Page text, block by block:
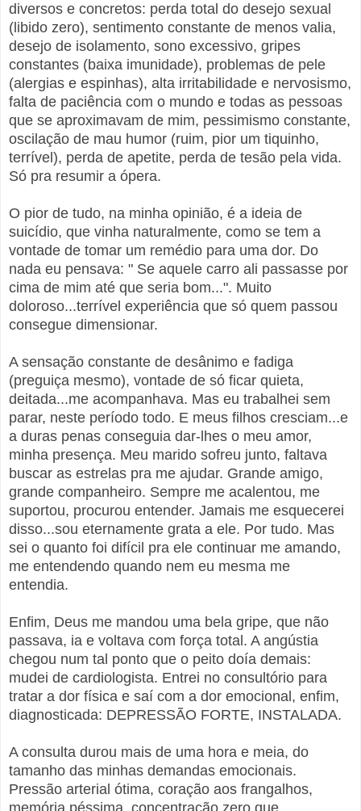
diversos e concretos: perda total do desejo sexual
(libido zero), sentimento constante de menos valia,
desejo de isolamento, sono excessivo, gripes
constantes (baixa imunidade), problemas de pele
(alergias e espinhas), alta irritabilidade e nervosismo,
falta de paciência com o mundo e todas as pessoas
que se aproximavam de mim, pessimismo constante,
oscilação de mau humor (ruim, pior um tiquinho,
terrível), perda de apetite, perda de tesão pela vida.
Só pra resumir a ópera.
O pior de tudo, na minha opinião, é a ideia de
suicídio, que vinha naturalmente, como se tem a
vontade de tomar um remédio para uma dor. Do
nada eu pensava: " Se aquele carro ali passasse por
cima de mim até que seria bom...". Muito
doloroso...terrível experiência que só quem passou
consegue dimensionar.
A sensação constante de desânimo e fadiga
(preguiça mesmo), vontade de só ficar quieta,
deitada...me acompanhava. Mas eu trabalhei sem
parar, neste período todo. E meus filhos cresciam...e
a duras penas conseguia dar-lhes o meu amor,
minha presença. Meu marido sofreu junto, faltava
buscar as estrelas pra me ajudar. Grande amigo,
grande companheiro. Sempre me acalentou, me
suportou, procurou entender. Jamais me esquecerei
disso...sou eternamente grata a ele. Por tudo. Mas
sei o quanto foi difícil pra ele continuar me amando,
me entendendo quando nem eu mesma me
entendia.
Enfim, Deus me mandou uma bela gripe, que não
passava, ia e voltava com força total. A angústia
chegou num tal ponto que o peito doía demais:
mudei de cardiologista. Entrei no consultório para
tratar a dor física e saí com a dor emocional, enfim,
diagnosticada: DEPRESSÃO FORTE, INSTALADA.
A consulta durou mais de uma hora e meia, do
tamanho das minhas demandas emocionais.
Pressão arterial ótima, coração aos frangalhos,